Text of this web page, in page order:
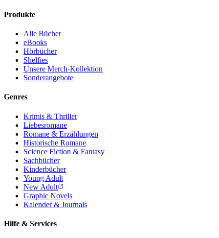
Produkte
Alle Bücher
eBooks
Hörbücher
Shelfies
Unsere Merch-Kollektion
Sonderangebote
Genres
Krimis & Thriller
Liebesromane
Romane & Erzählungen
Historische Romane
Science Fiction & Fantasy
Sachbücher
Kinderbücher
Young Adult
New Adult
Graphic Novels
Kalender & Journals
Hilfe & Services